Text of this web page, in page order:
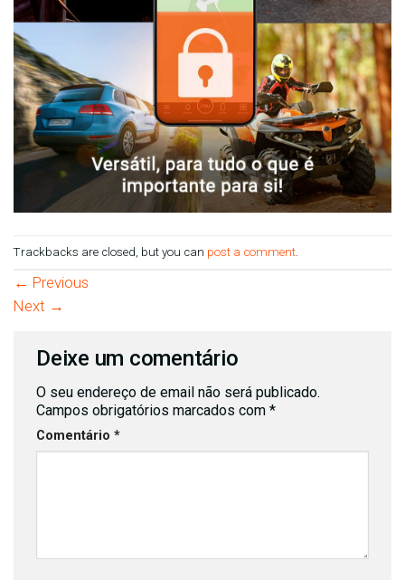
Trackbacks are closed, but you can post a comment.
← Previous
Next →
Deixe um comentário
O seu endereço de email não será publicado.
Campos obrigatórios marcados com *
Comentário *